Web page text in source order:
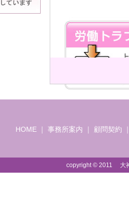
HOME 事務所案内 顧問契約
copyright © 2011 大